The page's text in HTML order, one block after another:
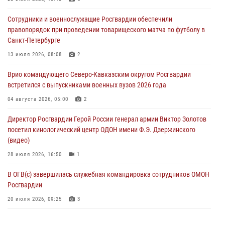
В Курске росгвардейцы приняли участие в митинге, посвященном
второй годовщине вторжения ВСУ на территорию области
06 августа 2026, 11:56
угрожавшего подростку травматическим пистолетом
06 августа 2026, 11:33
крупная нарколаборатория
Сотрудники и военнослужащие Росгвардии обеспечили
правопорядок при проведении товарищеского матча по футболу в
Санкт-Петербурге
13 июля 2026, 08:08 2
Врио командующего Северо-Кавказским округом Росгвардии
встретился с выпускниками военных вузов 2026 года
04 августа 2026, 05:00 2
Директор Росгвардии Герой России генерал армии Виктор Золотов
посетил кинологический центр ОДОН имени Ф.Э. Дзержинского
(видео)
28 июля 2026, 16:50 1
В ОГВ(с) завершилась служебная командировка сотрудников ОМОН
Росгвардии
20 июля 2026, 09:25 3